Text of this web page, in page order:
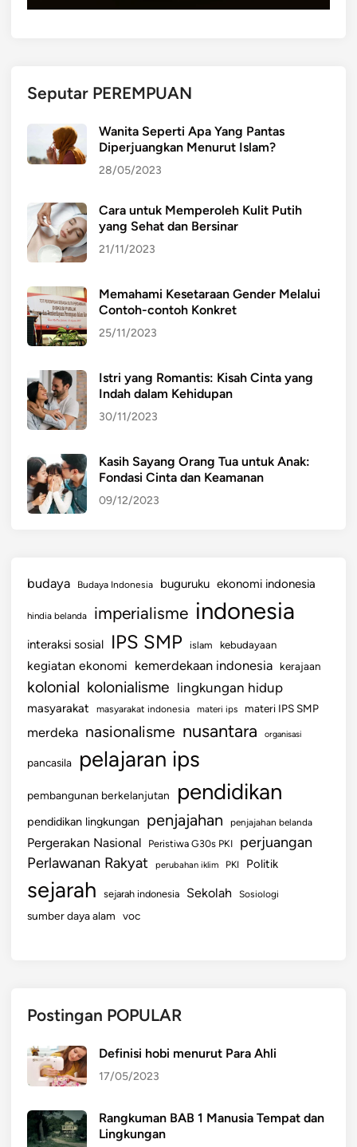
Seputar PEREMPUAN
Wanita Seperti Apa Yang Pantas
Diperjuangkan Menurut Islam?
28/05/2023
Cara untuk Memperoleh Kulit Putih
yang Sehat dan Bersinar
21/11/2023
Memahami Kesetaraan Gender Melalui
Contoh-contoh Konkret
25/11/2023
Istri yang Romantis: Kisah Cinta yang
Indah dalam Kehidupan
30/11/2023
Kasih Sayang Orang Tua untuk Anak:
Fondasi Cinta dan Keamanan
09/12/2023
budaya Budaya Indonesia buguruku ekonomi indonesia
hindia belanda imperialisme indonesia
interaksi sosial IPS SMP islam kebudayaan
kegiatan ekonomi kemerdekaan indonesia kerajaan
kolonial kolonialisme lingkungan hidup
masyarakat masyarakat indonesia materi ips materi IPS SMP
merdeka nasionalisme nusantara organisasi
pancasila pelajaran ips
pembangunan berkelanjutan pendidikan
pendidikan lingkungan penjajahan penjajahan belanda
Pergerakan Nasional Peristiwa G30s PKI perjuangan
Perlawanan Rakyat perubahan iklim PKI Politik
sejarah sejarah indonesia Sekolah Sosiologi
sumber daya alam voc
Postingan POPULAR
Definisi hobi menurut Para Ahli
17/05/2023
Rangkuman BAB 1 Manusia Tempat dan
Lingkungan